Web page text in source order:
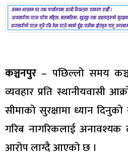
कञ्चनपुर – पछिल्लो समय
व्यवहार प्रति स्थानीयवासी
सीमाको सुरक्षामा ध्यान दिनुको
गरिब नागरिकलाई अनावश्यक
आरोप लाग्दै आएको छ ।